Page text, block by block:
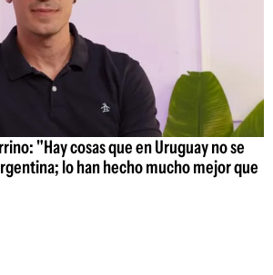
"Hay cosas que en Uruguay no se
lo han hecho mucho mejor que